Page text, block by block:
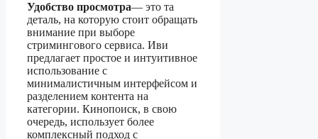
Удобство просмотра— это та
деталь, на которую стоит обращать
внимание при выборе
стримингового сервиса. Иви
предлагает простое и интуитивное
использование с
минималистичным интерфейсом и
разделением контента на
категории. Кинопоиск, в свою
очередь, использует более
комплексный подход с